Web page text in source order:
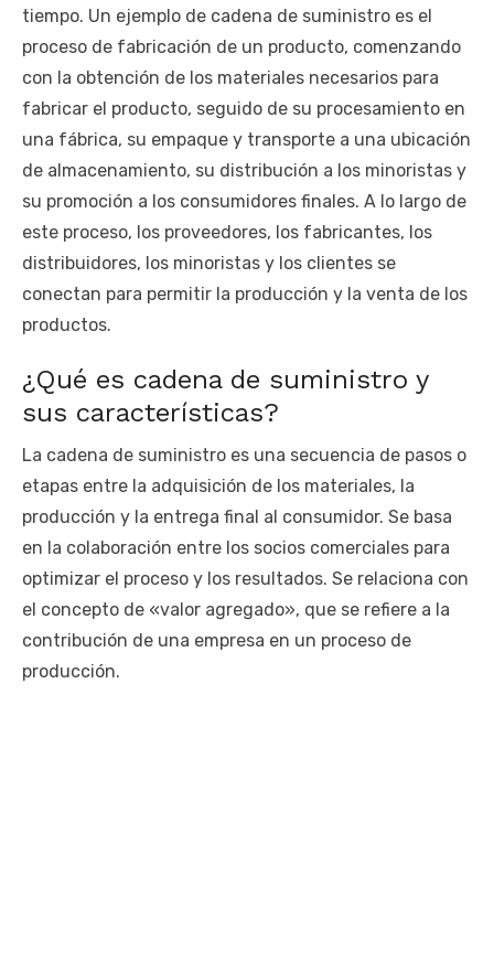
tiempo. Un ejemplo de cadena de suministro es el
proceso de fabricación de un producto, comenzando
con la obtención de los materiales necesarios para
fabricar el producto, seguido de su procesamiento en
una fábrica, su empaque y transporte a una ubicación
de almacenamiento, su distribución a los minoristas y
su promoción a los consumidores finales. A lo largo de
este proceso, los proveedores, los fabricantes, los
distribuidores, los minoristas y los clientes se
conectan para permitir la producción y la venta de los
productos.
¿Qué es cadena de suministro y
sus características?
La cadena de suministro es una secuencia de pasos o
etapas entre la adquisición de los materiales, la
producción y la entrega final al consumidor. Se basa
en la colaboración entre los socios comerciales para
optimizar el proceso y los resultados. Se relaciona con
el concepto de «valor agregado», que se refiere a la
contribución de una empresa en un proceso de
producción.